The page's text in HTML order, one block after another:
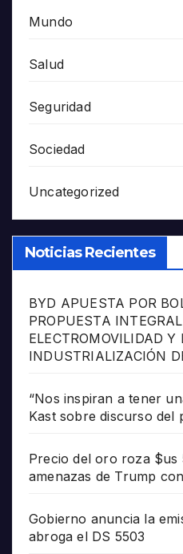
Mundo
Salud
Seguridad
Sociedad
Uncategorized
Noticias Recientes
BYD APUESTA POR
PROPUESTA
ELECTROMOVILIDAD Y
INDUSTRIALIZACIÓN
“Nos inspiran a tener
Kast sobre discurso del
Precio del oro roza $us
amenazas de Trump
Gobierno anuncia la
abroga el DS 5503